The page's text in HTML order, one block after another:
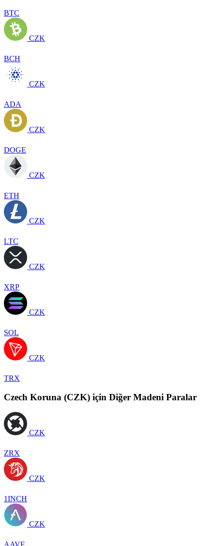
BTC
CZK
BCH
CZK
ADA
CZK
DOGE
CZK
ETH
CZK
LTC
CZK
XRP
CZK
SOL
CZK
TRX
Czech Koruna (CZK) için Diğer Madeni Paralar
CZK
ZRX
CZK
1INCH
CZK
AAVE